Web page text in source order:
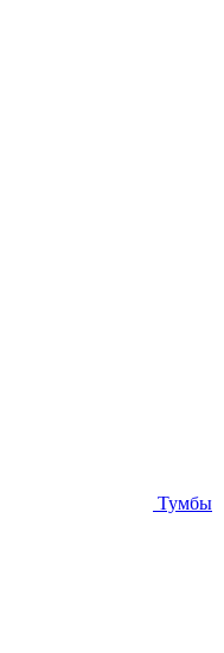
Тумбы